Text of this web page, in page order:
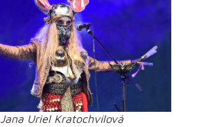
Jana Uriel Kratochvílová